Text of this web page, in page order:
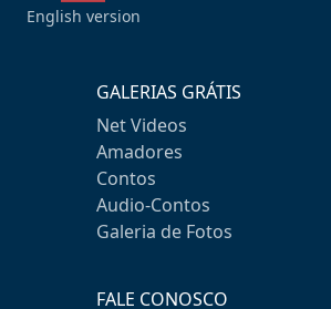
English version
GALERIAS GRÁTIS
Net Videos
Amadores
Contos
Audio-Contos
Galeria de Fotos
FALE CONOSCO